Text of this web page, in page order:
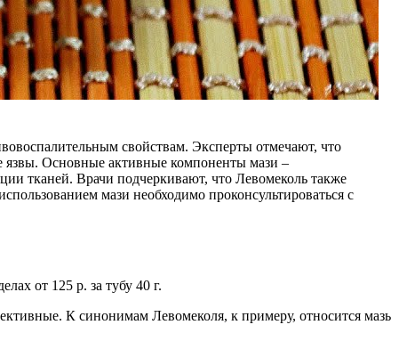
свойствам. Эксперты отмечают, что
язвы. Основные активные компоненты мази –
тканей. Врачи подчеркивают, что Левомеколь также
мази необходимо проконсультироваться с
от 125 р. за тубу 40 г.
К синонимам Левомеколя, к примеру, относится мазь